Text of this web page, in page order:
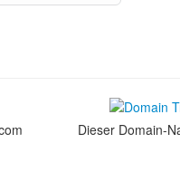
Dieser Domain-